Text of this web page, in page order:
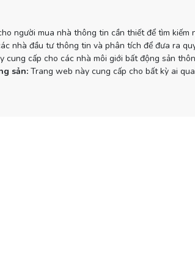
người mua nhà thông tin cần thiết để tìm kiếm
nhà đầu tư thông tin và phân tích để đưa ra
cung cấp cho các nhà môi giới bất động sản
sản:Trang web này cung cấp cho bất kỳ ai